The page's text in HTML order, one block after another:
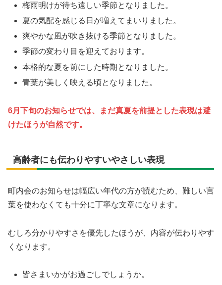
梅雨明けが待ち遠しい季節となりました。
夏の気配を感じる日が増えてまいりました。
爽やかな風が吹き抜ける季節となりました。
季節の変わり目を迎えております。
本格的な夏を前にした時期となりました。
青葉が美しく映える頃となりました。
6月下旬のお知らせでは、まだ真夏を前提とした表現は避
けたほうが自然です。
高齢者にも伝わりやすいやさしい表現
町内会のお知らせは幅広い年代の方が読むため、難しい言
葉を使わなくても十分に丁寧な文章になります。
むしろ分かりやすさを優先したほうが、内容が伝わりやす
くなります。
皆さまいかがお過ごしでしょうか。